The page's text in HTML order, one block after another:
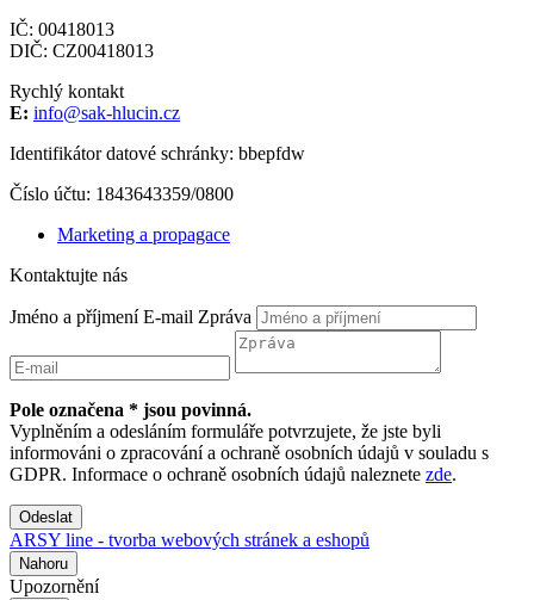
IČ: 00418013
DIČ: CZ00418013
Rychlý kontakt
E: info@sak-hlucin.cz
Identifikátor datové schránky: bbepfdw
Číslo účtu: 1843643359/0800
Marketing a propagace
Kontaktujte nás
Jméno a příjmení E-mail Zpráva
Pole označena * jsou povinná.
Vyplněním a odesláním formuláře potvrzujete, že jste byli
informováni o zpracování a ochraně osobních údajů v souladu s
GDPR. Informace o ochraně osobních údajů naleznete zde.
Odeslat
ARSY line - tvorba webových stránek a eshopů
Nahoru
Upozornění